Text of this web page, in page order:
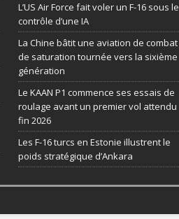
L’US Air Force fait voler un F-16 sous le
contrôle d’une IA
La Chine bâtit une aviation de combat
de saturation tournée vers la sixième
génération
Le KAAN P1 commence ses essais de
roulage avant un premier vol attendu
fin 2026
Les F-16 turcs en Estonie illustrent le
poids stratégique d’Ankara